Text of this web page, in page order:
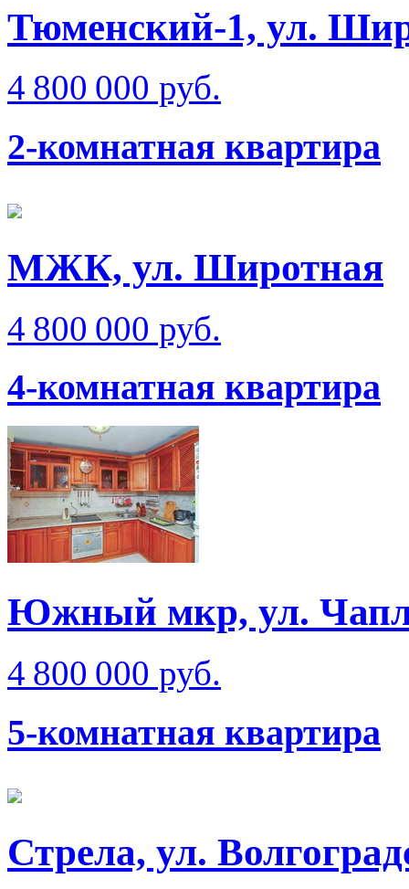
Тюменский-1, ул.
4 800 000 руб.
2-комнатная квартира
МЖК, ул. Широтная
4 800 000 руб.
4-комнатная квартира
Южный мкр, ул.
4 800 000 руб.
5-комнатная квартира
Стрела, ул.